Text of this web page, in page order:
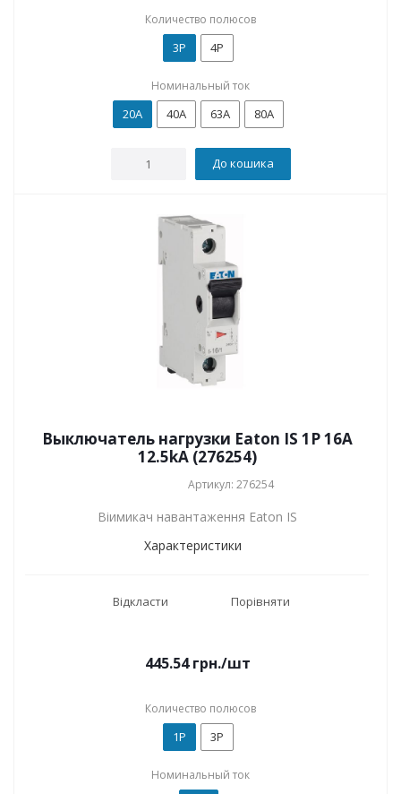
Количество полюсов
3P 4P
Номинальный ток
20А 40А 63А 80А
До кошика
Выключатель нагрузки Eaton IS 1P 16A
12.5kA (276254)
Артикул: 276254
Віимикач навантаження Eaton IS
Характеристики
Відкласти Порівняти
445.54грн./шт
Количество полюсов
1P 3P
Номинальный ток